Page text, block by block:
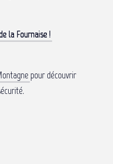
la Fournaise !
pour découvrir